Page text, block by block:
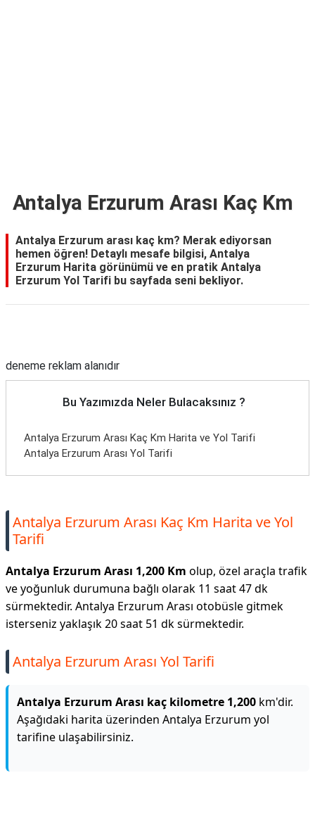
Antalya Erzurum Arası Kaç Km
Antalya Erzurum arası kaç km? Merak ediyorsan
hemen öğren! Detaylı mesafe bilgisi, Antalya
Erzurum Harita görünümü ve en pratik Antalya
Erzurum Yol Tarifi bu sayfada seni bekliyor.
deneme reklam alanıdır
Bu Yazımızda Neler Bulacaksınız ?
Antalya Erzurum Arası Kaç Km Harita ve Yol Tarifi
Antalya Erzurum Arası Yol Tarifi
Antalya Erzurum Arası Kaç Km Harita ve Yol
Tarifi
Antalya Erzurum Arası 1,200 Km olup, özel araçla trafik
ve yoğunluk durumuna bağlı olarak 11 saat 47 dk
sürmektedir. Antalya Erzurum Arası otobüsle gitmek
isterseniz yaklaşık 20 saat 51 dk sürmektedir.
Antalya Erzurum Arası Yol Tarifi
Antalya Erzurum Arası kaç kilometre 1,200 km'dir.
Aşağıdaki harita üzerinden Antalya Erzurum yol
tarifine ulaşabilirsiniz.